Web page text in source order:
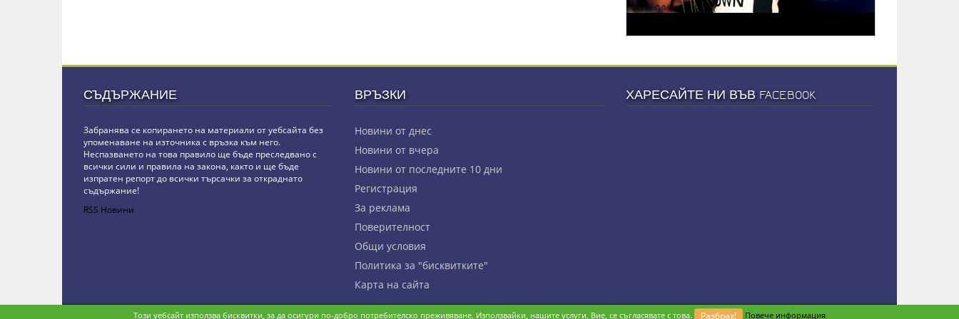
СЪДЪРЖАНИЕ
Забранява се копирането на материали от уебсайта без
упоменаване на източника с връзка към него.
Неспазването на това правило ще бъде преследвано с
всички сили и правила на закона, както и ще бъде
изпратен репорт до всички търсачки за откраднато
съдържание!
RSS Новини
ВРЪЗКИ
Новини от днес
Новини от вчера
Новини от последните 10 дни
Регистрация
За реклама
Πoвepитeлнocт
Общи условия
Политика за "бисквитките"
Карта на сайта
ХАРЕСАЙТЕ НИ ВЪВ FACEBOOK
Copyright © stz24.com. Developed by BPage CMS.
Този уебсайт използва бисквитки, за да осигури по-добро потребителско преживяване. Използвайки, нашите услуги, Вие, се съгласявате с това. Разбрах! Повече информация